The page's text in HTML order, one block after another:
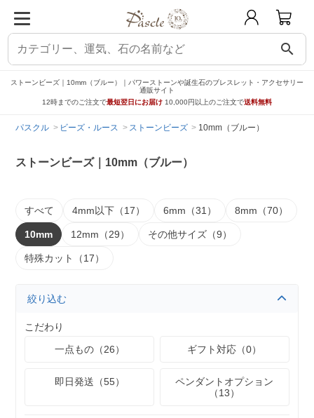
search
ストーンビーズ｜10mm（ブルー）｜パワーストーンや誕生石のブレスレット・アクセサリー
通販サイト
12時までのご注文で最短翌日にお届け 10,000円以上のご注文で送料無料
パスクル ビーズ・ルース ストーンビーズ 10mm（ブルー）
ストーンビーズ｜10mm（ブルー）
すべて 4mm以下（17） 6mm（31） 8mm（70）
10mm 12mm（29） その他サイズ（9）
特殊カット（17）
絞り込む
こだわり
一点もの（26）
ギフト対応（0）
即日発送（55）
ペンダントオプション
（13）